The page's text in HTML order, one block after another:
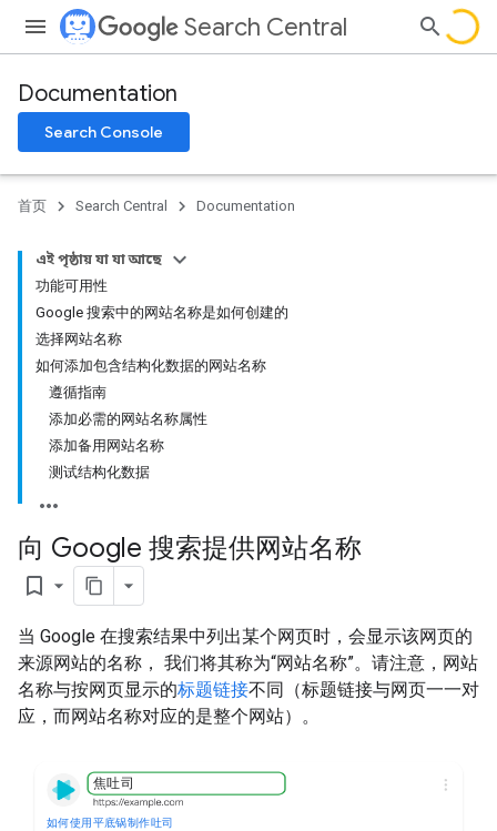
Search Central
Documentation
Search Console
首页 Search Central Documentation
এই পৃষ্ঠায় যা যা আছে
功能可用性
Google 搜索中的网站名称是如何创建的
选择网站名称
如何添加包含结构化数据的网站名称
遵循指南
添加必需的网站名称属性
添加备用网站名称
测试结构化数据
向 Google 搜索提供网站名称
bookmark_border
当 Google 在搜索结果中列出某个网页时，会显示该网页的
来源网站的名称， 我们将其称为“网站名称”。请注意，网站
名称与按网页显示的标题链接不同（标题链接与网页一一对
应，而网站名称对应的是整个网站）。
焦吐司
如何使用平底锅制作吐司